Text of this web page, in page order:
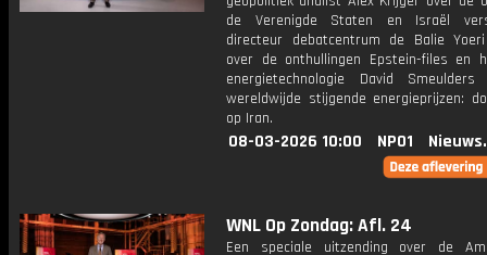
de Verenigde Staten en Israël
directeur debatcentrum de Balie
over de onthullingen Epstein-files en
energietechnologie David
wereldwijde stijgende energieprijzen:
op Iran.
08-03-2026 10:00 NPO1
WNL Op Zondag: Afl. 24
Een speciale uitzending over de